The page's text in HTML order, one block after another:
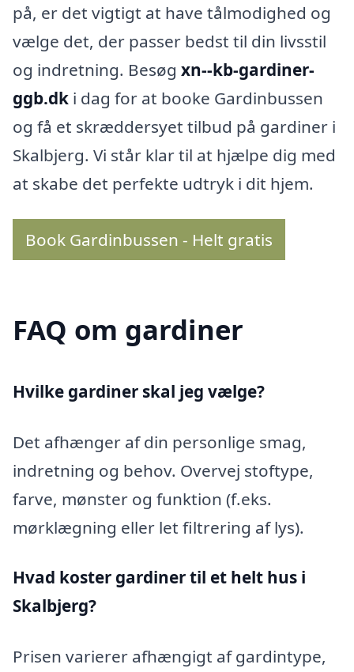
på, er det vigtigt at have tålmodighed og
vælge det, der passer bedst til din livsstil
og indretning. Besøg xn--kb-gardiner-
ggb.dk i dag for at booke Gardinbussen
og få et skræddersyet tilbud på gardiner i
Skalbjerg. Vi står klar til at hjælpe dig med
at skabe det perfekte udtryk i dit hjem.
Book Gardinbussen - Helt gratis
FAQ om gardiner
Hvilke gardiner skal jeg vælge?
Det afhænger af din personlige smag,
indretning og behov. Overvej stoftype,
farve, mønster og funktion (f.eks.
mørklægning eller let filtrering af lys).
Hvad koster gardiner til et helt hus i
Skalbjerg?
Prisen varierer afhængigt af gardintype,